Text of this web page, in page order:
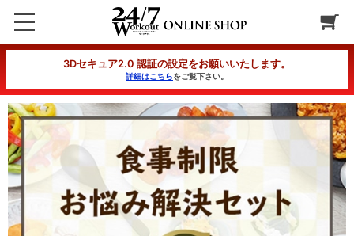
食事制限お悩み解決セット 低脂質C
3Dセキュア2.0 認証の設定をお願いいたします。
詳細はこちらをご覧下さい。